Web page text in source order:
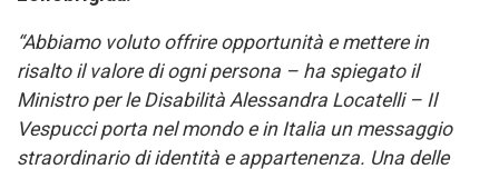
“Abbiamo voluto offrire opportunità e mettere in
risalto il valore di ogni persona – ha spiegato il
Ministro per le Disabilità Alessandra Locatelli – Il
Vespucci porta nel mondo e in Italia un messaggio
straordinario di identità e appartenenza. Una delle